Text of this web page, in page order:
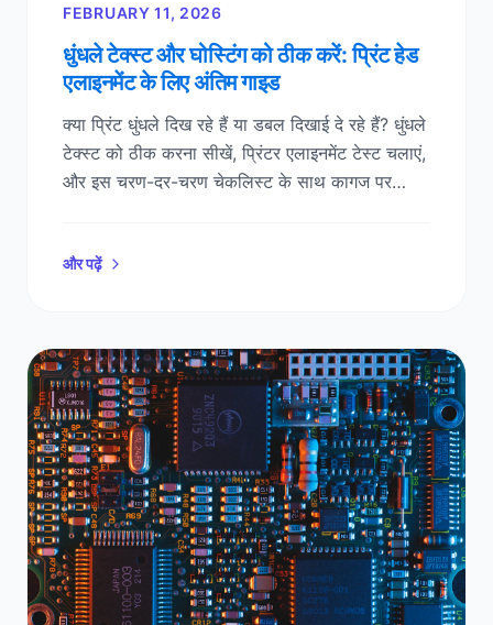
FEBRUARY 11, 2026
धुंधले टेक्स्ट और घोस्टिंग को ठीक करें: प्रिंट हेड
एलाइनमेंट के लिए अंतिम गाइड
क्या प्रिंट धुंधले दिख रहे हैं या डबल दिखाई दे रहे हैं? धुंधले
टेक्स्ट को ठीक करना सीखें, प्रिंटर एलाइनमेंट टेस्ट चलाएं,
और इस चरण-दर-चरण चेकलिस्ट के साथ कागज पर
और पढ़ें